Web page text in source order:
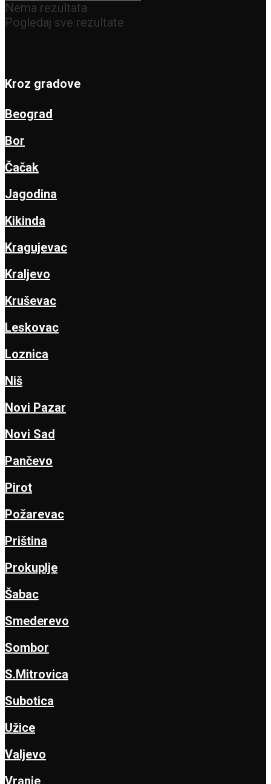
Nema rezultata
Pogledaj sve rezultate
Kroz gradove
Beograd
Bor
Čačak
Jagodina
Kikinda
Kragujevac
Kraljevo
Kruševac
Leskovac
Loznica
Niš
Novi Pazar
Novi Sad
Pančevo
Pirot
Požarevac
Priština
Prokuplje
Šabac
Smederevo
Sombor
S.Mitrovica
Subotica
Užice
Valjevo